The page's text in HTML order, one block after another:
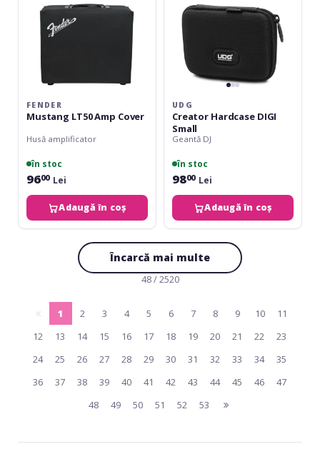
FENDER
Mustang LT50 Amp Cover
Husă amplificator
în stoc
9600 Lei
Adaugă în coș
UDG
Creator Hardcase DIGI
Small
Geantă DJ
în stoc
9800 Lei
Adaugă în coș
Încarcă mai multe
48 / 2520
pagina
anterioara
1
(current)
2 3 4 5 6 7 8 9 10
11
12
13 14 15 16 17 18 19 20 21 22
23
24
25 26 27 28 29 30 31 32 33 34
35
36
37 38 39 40 41 42 43 44 45 46
47
48
49 50 51 52 53
pagina